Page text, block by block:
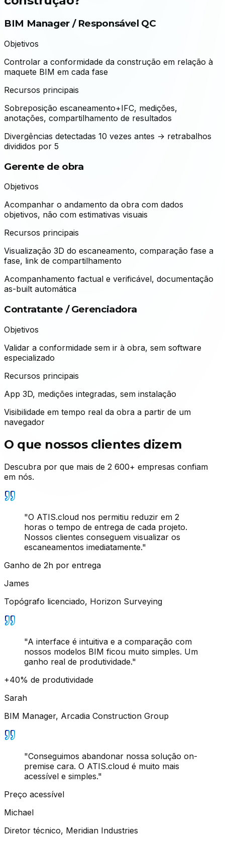
BIM Manager / Responsável QC
Objetivos
Controlar a conformidade da construção em relação à
maquete BIM em cada fase
Recursos principais
Sobreposição escaneamento+IFC, medições,
anotações, compartilhamento de resultados
Divergências detectadas 10 vezes antes → retrabalhos
divididos por 5
Gerente de obra
Objetivos
Acompanhar o andamento da obra com dados
objetivos, não com estimativas visuais
Recursos principais
Visualização 3D do escaneamento, comparação fase a
fase, link de compartilhamento
Acompanhamento factual e verificável, documentação
as-built automática
Contratante / Gerenciadora
Objetivos
Validar a conformidade sem ir à obra, sem software
especializado
Recursos principais
App 3D, medições integradas, sem instalação
Visibilidade em tempo real da obra a partir de um
navegador
O que nossos clientes dizem
Descubra por que mais de 2 600+ empresas confiam
em nós.
"O ATIS.cloud nos permitiu reduzir em 2
horas o tempo de entrega de cada projeto.
Nossos clientes conseguem visualizar os
escaneamentos imediatamente."
Ganho de 2h por entrega
James
Topógrafo licenciado, Horizon Surveying
"A interface é intuitiva e a comparação com
nossos modelos BIM ficou muito simples. Um
ganho real de produtividade."
+40% de produtividade
Sarah
BIM Manager, Arcadia Construction Group
"Conseguimos abandonar nossa solução on-
premise cara. O ATIS.cloud é muito mais
acessível e simples."
Preço acessível
Michael
Diretor técnico, Meridian Industries